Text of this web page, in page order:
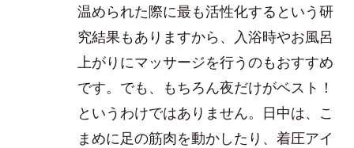
温められた際に最も活性化するという研
究結果もありますから、入浴時やお風呂
上がりにマッサージを行うのもおすすめ
です。でも、もちろん夜だけがベスト！
というわけではありません。日中は、こ
まめに足の筋肉を動かしたり、着圧アイ